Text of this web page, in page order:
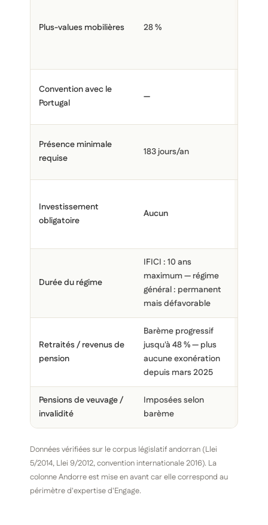
Plus-values mobilières 28 %
Convention avec le
Portugal
—
Présence minimale
requise
183 jours/an
Investissement
obligatoire
Aucun
Durée du régime
IFICI : 10 ans
maximum — régime
général : permanent
mais défavorable
Retraités / revenus de
pension
Barème progressif
jusqu'à 48 % — plus
aucune exonération
depuis mars 2025
Pensions de veuvage /
invalidité
Imposées selon
barème
Données vérifiées sur le corpus législatif andorran (Llei
5/2014, Llei 9/2012, convention internationale 2016). La
colonne Andorre est mise en avant car elle correspond au
périmètre d'expertise d'Engage.